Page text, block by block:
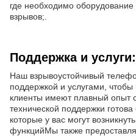
где необходимо
взрывов;.
Поддержка и услуги:
Наш взрывоустойчивый
поддержкой и услугами, чтобы
клиенты имеют плавный опыт
технической поддержки
которые у вас могут
функцийМы также